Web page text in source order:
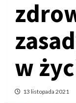
w
13 listopada 2021